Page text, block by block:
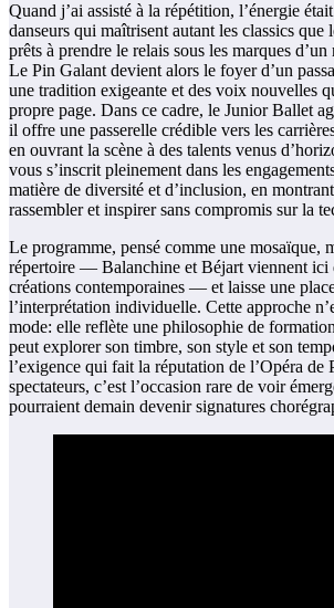
Quand j’ai assisté à la répétition, l’énergie
danseurs qui maîtrisent autant les classics que
prêts à prendre le relais sous les marques
Le Pin Galant devient alors le foyer d’un
une tradition exigeante et des voix nouvelles
propre page. Dans ce cadre, le Junior Ballet
il offre une passerelle crédible vers les
en ouvrant la scène à des talents venus
vous s’inscrit pleinement dans les
matière de diversité et d’inclusion, en
rassembler et inspirer sans compromis sur la
Le programme, pensé comme une mosaïque,
répertoire — Balanchine et Béjart viennent ici
créations contemporaines — et laisse une
l’interprétation individuelle. Cette approche
mode: elle reflète une philosophie de
peut explorer son timbre, son style et son
l’exigence qui fait la réputation de l’Opéra de
spectateurs, c’est l’occasion rare de voir
pourraient demain devenir signatures